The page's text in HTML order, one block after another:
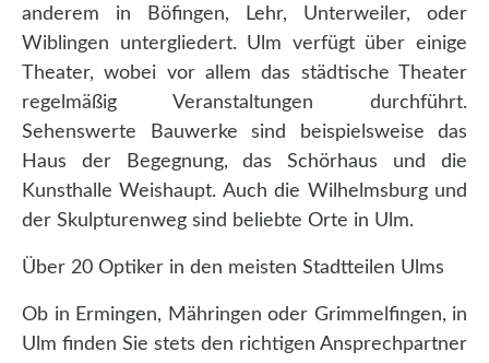
anderem in Böfingen, Lehr, Unterweiler, oder
Wiblingen untergliedert. Ulm verfügt über einige
Theater, wobei vor allem das städtische Theater
regelmäßig Veranstaltungen durchführt.
Sehenswerte Bauwerke sind beispielsweise das
Haus der Begegnung, das Schörhaus und die
Kunsthalle Weishaupt. Auch die Wilhelmsburg und
der Skulpturenweg sind beliebte Orte in Ulm.
Über 20 Optiker in den meisten Stadtteilen Ulms
Ob in Ermingen, Mähringen oder Grimmelfingen, in
Ulm finden Sie stets den richtigen Ansprechpartner